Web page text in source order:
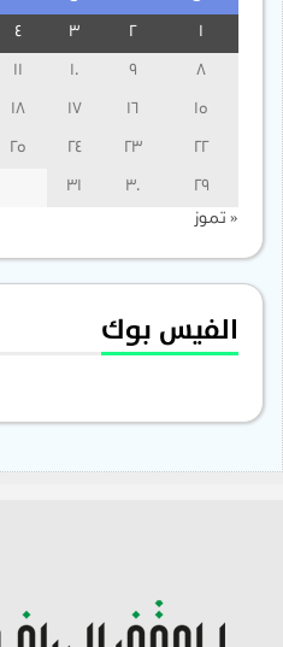
3
15
16
17
18
22
23
24
25
29
30
31
« تموز
الفيس بوك